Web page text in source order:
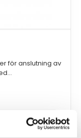
för anslutning av